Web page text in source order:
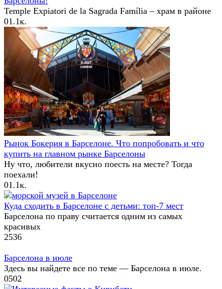
Temple Expiatori de la Sagrada Família – храм в районе
01.1к.
Рынок Бокерия в Барселоне. Что попробовать и что
купить на главном рынке Барселоны
Ну что, любители вкусно поесть на месте? Тогда
поехали!
01.1к.
Куда сходить в Барселоне с детьми: топ-7 мест
Барселона по праву считается одним из самых
красивых
2536
Барселона в июле
Здесь вы найдете все по теме — Барселона в июле.
0502